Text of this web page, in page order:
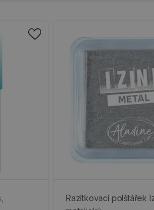
Razítkovací polštářek